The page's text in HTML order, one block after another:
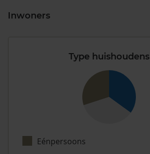
Inwoners
Type huishoudens
Eénpersoons